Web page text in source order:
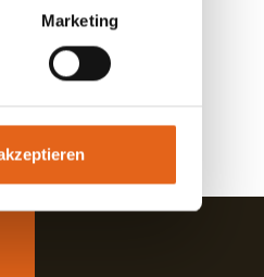
getroffen werden.
Marketing